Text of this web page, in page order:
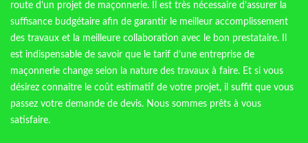
route d’un projet de maçonnerie. Il est très nécessaire d’assurer la
suffisance budgétaire afin de garantir le meilleur accomplissement
des travaux et la meilleure collaboration avec le bon prestataire. Il
est indispensable de savoir que le tarif d’une entreprise de
maçonnerie change selon la nature des travaux à faire. Et si vous
désirez connaitre le coût estimatif de votre projet, il suffit que vous
passez votre demande de devis. Nous sommes prêts à vous
satisfaire.